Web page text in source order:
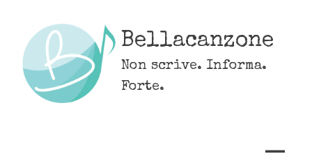
content
Bellacanzone
Non scrive. Informa.
Forte.